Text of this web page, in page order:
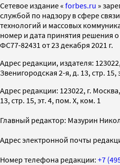
Cетевое издание « forbes.ru »
службой по надзору в сфере
технологий и массовых
номер и дата принятия решения
ФС77-82431 от 23 декабря 2021 г.
Адрес редакции, издателя:
Звенигородская 2-я, д. 13, стр. 15,
Адрес редакции: 123022, г.
13, стр. 15, эт. 4, пом. X, ком. 1
Главный редактор: Мазурин
Адрес электронной почты
Номер телефона редакции: +7